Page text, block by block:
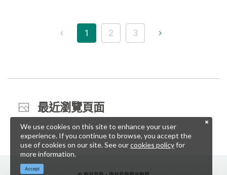
1 2 3
最近瀏覽頁面
We use cookies on this site to enhance your user
experience. If you continue to browse, you accept the
use of cookies on our site. See ourcookies policyfor
more information.
Accept